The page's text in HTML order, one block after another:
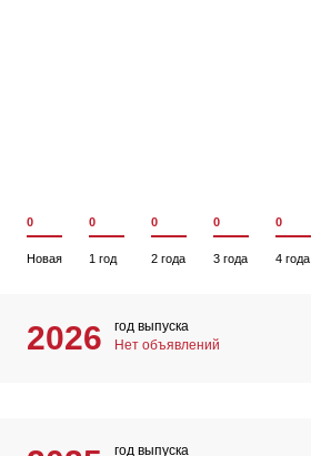
0
Новая
0
1 год
0
2 года
0
3 года
0
4 года
2026
год выпуска
Нет объявлений
год выпуска